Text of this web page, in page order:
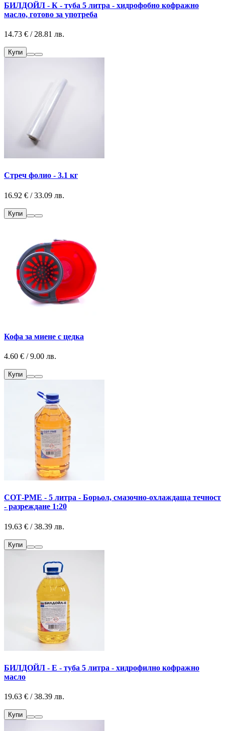
БИЛДОЙЛ - К - туба 5 литра - хидрофобно кофражно
масло, готово за употреба
14.73 € / 28.81 лв.
Купи
Стреч фолио - 3.1 кг
16.92 € / 33.09 лв.
Купи
Кофа за миене с цедка
4.60 € / 9.00 лв.
Купи
СОТ-РМЕ - 5 литра - Борьол, смазочно-охлаждаща течност
- разреждане 1:20
19.63 € / 38.39 лв.
Купи
БИЛДОЙЛ - Е - туба 5 литра - хидрофилно кофражно
масло
19.63 € / 38.39 лв.
Купи